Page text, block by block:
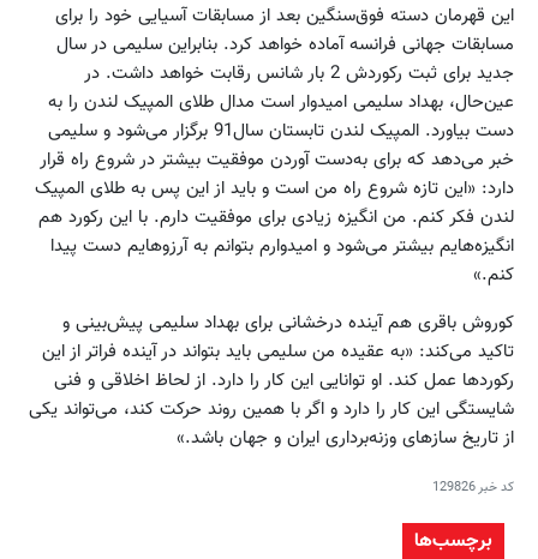
این قهرمان دسته فوق‌سنگین بعد از مسابقات آسیایی خود را برای
مسابقات جهانی فرانسه آماده خواهد کرد. بنابراین سلیمی در سال
جدید برای ثبت رکوردش 2 بار شانس رقابت خواهد داشت. در
عین‌حال، بهداد سلیمی امیدوار است مدال طلای المپیک لندن را به
دست بیاورد. المپیک لندن تابستان سال91 برگزار می‌شود و سلیمی
خبر می‌دهد که برای به‌دست آوردن موفقیت بیشتر در شروع راه قرار
دارد: «این تازه شروع راه من است و باید از این پس به طلای المپیک
لندن فکر کنم. من انگیزه زیادی برای موفقیت دارم. با این رکورد هم
انگیزه‌هایم بیشتر می‌شود و امیدوارم بتوانم به آرزوهایم دست پیدا
کنم.»
کوروش باقری هم آینده درخشانی برای بهداد سلیمی پیش‌بینی و
تاکید می‌کند: «به عقیده من سلیمی باید بتواند در آینده فراتر از این
رکوردها عمل کند. او توانایی این کار را دارد. از لحاظ اخلاقی و فنی
شایستگی این کار را دارد و اگر با همین روند حرکت کند، می‌تواند یکی
از تاریخ سازهای وزنه‌برداری ایران و جهان باشد.»
کد خبر129826
برچسب‌ها